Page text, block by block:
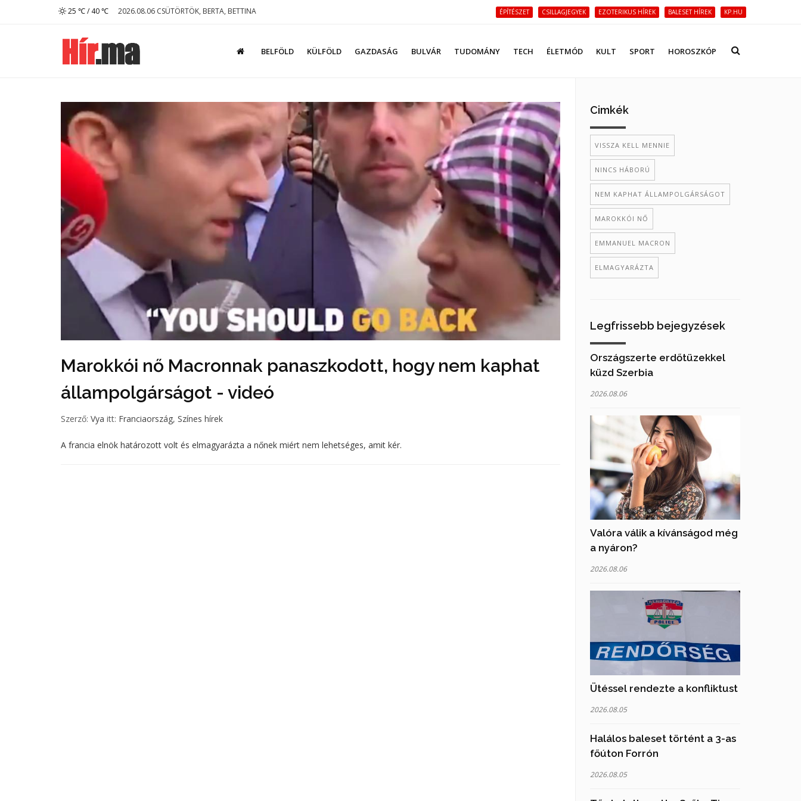
25 ℃ / 40 ℃ 2026.08.06 CSÜTÖRTÖK, BERTA, BETTINA ÉPÍTÉSZET CSILLAGJEGYEK EZOTERIKUS HÍREK BALESET HÍREK KP.HU
BELFÖLD KÜLFÖLD GAZDASÁG BULVÁR TUDOMÁNY TECH ÉLETMÓD KULT SPORT HOROSZKÓP
Marokkói nő Macronnak panaszkodott, hogy nem kaphat
állampolgárságot - videó
Szerző: Vya itt: Franciaország, Színes hírek
A francia elnök határozott volt és elmagyarázta a nőnek miért nem lehetséges, amit kér.
Cimkék
VISSZA KELL MENNIE
NINCS HÁBORÚ
NEM KAPHAT ÁLLAMPOLGÁRSÁGOT
MAROKKÓI NŐ
EMMANUEL MACRON
ELMAGYARÁZTA
Legfrissebb bejegyzések
Országszerte erdőtüzekkel
küzd Szerbia
2026.08.06
Valóra válik a kívánságod még
a nyáron?
2026.08.06
Ütéssel rendezte a konfliktust
2026.08.05
Halálos baleset történt a 3-as
főúton Forrón
2026.08.05